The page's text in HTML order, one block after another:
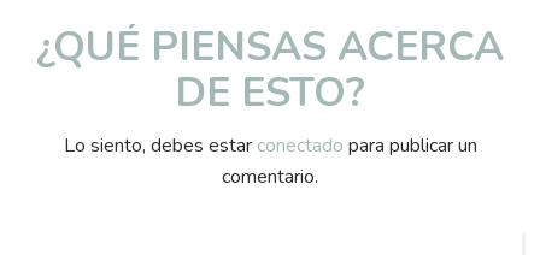
¿QUÉ PIENSAS ACERCA
DE ESTO?
Lo siento, debes estar conectado para publicar un
comentario.